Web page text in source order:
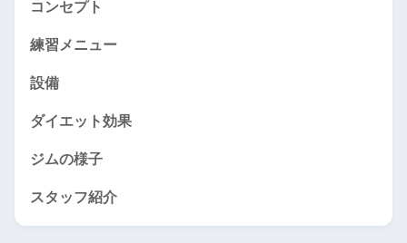
コンセプト
練習メニュー
設備
ダイエット効果
ジムの様子
スタッフ紹介